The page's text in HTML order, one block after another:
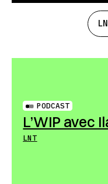
PODCAST
L’WIP avec
LNT